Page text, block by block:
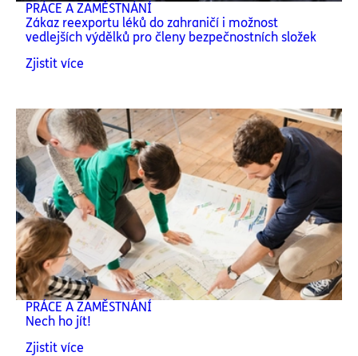
PRÁCE A ZAMĚSTNÁNÍ
Zákaz reexportu léků do zahraničí i možnost
vedlejších výdělků pro členy bezpečnostních složek
Zjistit více
PRÁCE A ZAMĚSTNÁNÍ
Nech ho jít!
Zjistit více